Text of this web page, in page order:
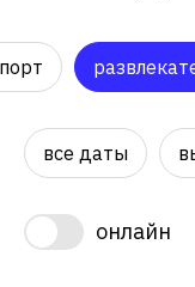
все даты
онлайн